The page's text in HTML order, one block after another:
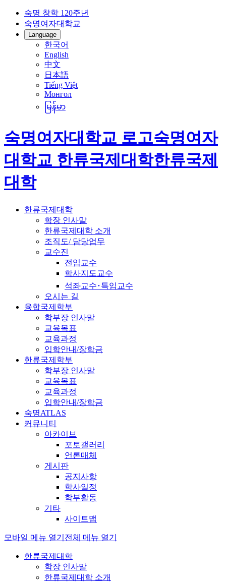
숙명 창학 120주년
숙명여자대학교
Language
한국어
English
中文
日本語
Tiếng Việt
Монгол
မြန်မာ
숙명여자대학교 로고숙명여자
대학교 한류국제대학한류국제
대학
한류국제대학
학장 인사말
한류국제대학 소개
조직도/ 담당업무
교수진
전임교수
학사지도교수
석좌교수･특임교수
오시는 길
융합국제학부
학부장 인사말
교육목표
교육과정
입학안내/장학금
한류국제학부
학부장 인사말
교육목표
교육과정
입학안내/장학금
숙명ATLAS
커뮤니티
아카이브
포토갤러리
언론매체
게시판
공지사항
학사일정
학부활동
기타
사이트맵
모바일 메뉴 열기 전체 메뉴 열기
한류국제대학
학장 인사말
한류국제대학 소개